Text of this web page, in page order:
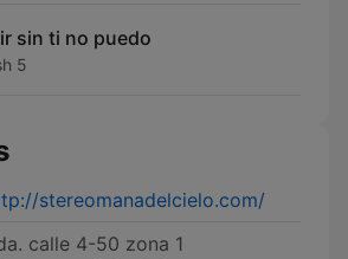
sin ti no puedo
5
stereomanadelcielo.com/
calle 4-50 zona 1